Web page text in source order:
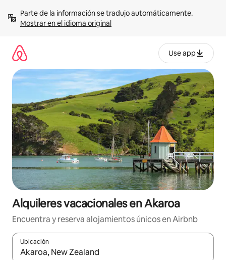
contenidoMostrar en el idioma original
Use app
Alquileres vacacionales en Akaroa
Encuentra y reserva alojamientos únicos en Airbnb
Ubicación
Cuando los resultados estén disponibles, navega con las